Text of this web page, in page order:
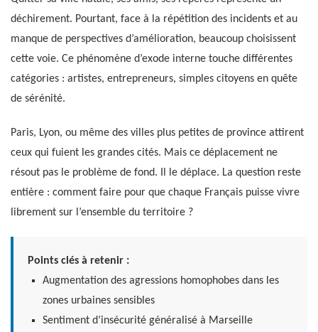
déchirement. Pourtant, face à la répétition des incidents et au
manque de perspectives d’amélioration, beaucoup choisissent
cette voie. Ce phénomène d’exode interne touche différentes
catégories : artistes, entrepreneurs, simples citoyens en quête
de sérénité.
Paris, Lyon, ou même des villes plus petites de province attirent
ceux qui fuient les grandes cités. Mais ce déplacement ne
résout pas le problème de fond. Il le déplace. La question reste
entière : comment faire pour que chaque Français puisse vivre
librement sur l’ensemble du territoire ?
Points clés à retenir :
Augmentation des agressions homophobes dans les
zones urbaines sensibles
Sentiment d’insécurité généralisé à Marseille